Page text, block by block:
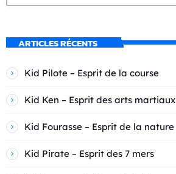
ARTICLES RÉCENTS
Kid Pilote – Esprit de la course
Kid Ken – Esprit des arts martiaux
Kid Fourasse – Esprit de la nature
Kid Pirate – Esprit des 7 mers